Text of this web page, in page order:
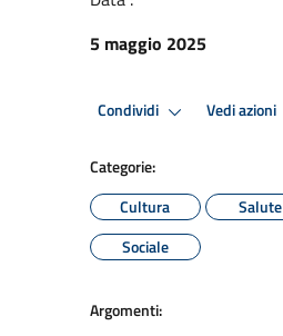
5 maggio 2025
Condividi Vedi azioni
Categorie:
Cultura
Salute
Sociale
Argomenti: